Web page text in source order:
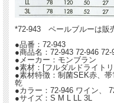
*72-943 ペールブルーは販
●品番：72-943
●商品名：72-943 72-946
●メーカー：モンブラン
●素材：[フルダルドライト
●素材特徴：制菌SEK赤、
乾
●カラー：72-946 ワイン、
●サイズ：S M L LL 3L